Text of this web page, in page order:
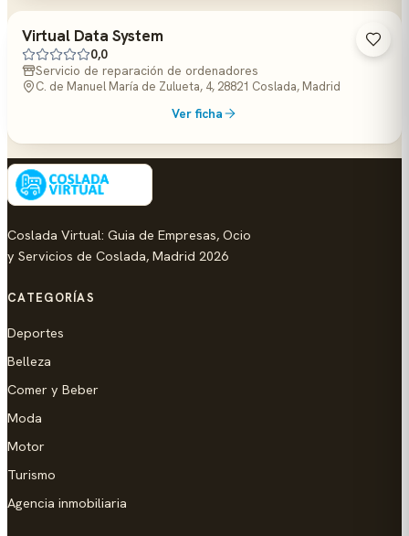
Virtual Data System
0,0
Servicio de reparación de ordenadores
C. de Manuel María de Zulueta, 4, 28821 Coslada, Madrid
Ver ficha
Coslada Virtual: Guia de Empresas, Ocio
y Servicios de Coslada, Madrid 2026
CATEGORÍAS
Deportes
Belleza
Comer y Beber
Moda
Motor
Turismo
Agencia inmobiliaria